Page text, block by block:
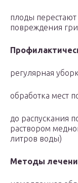
плоды перестают
повреждения
регулярная
обработка мест
до распускания
раствором
литров воды)
Методы